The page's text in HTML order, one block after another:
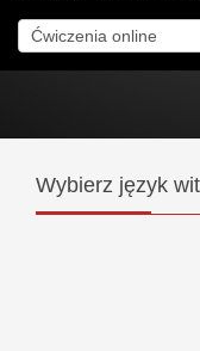
Wybierz język